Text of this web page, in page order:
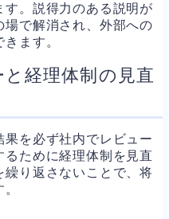
。説得力のある説明が
場で解消され、外部への
ます。
経理体制の見直
を必ず社内でレビュー
るために経理体制を見直
り返さないことで、将